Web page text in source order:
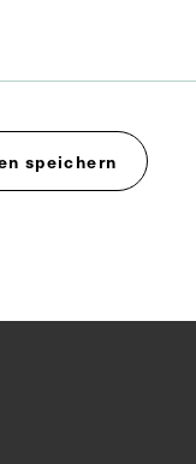
speichern